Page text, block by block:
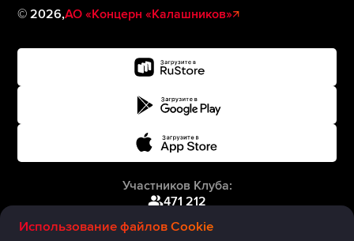
Использование файлов Cookie
©2026,АО «Концерн «Калашников»
Участников Клуба:
471 212